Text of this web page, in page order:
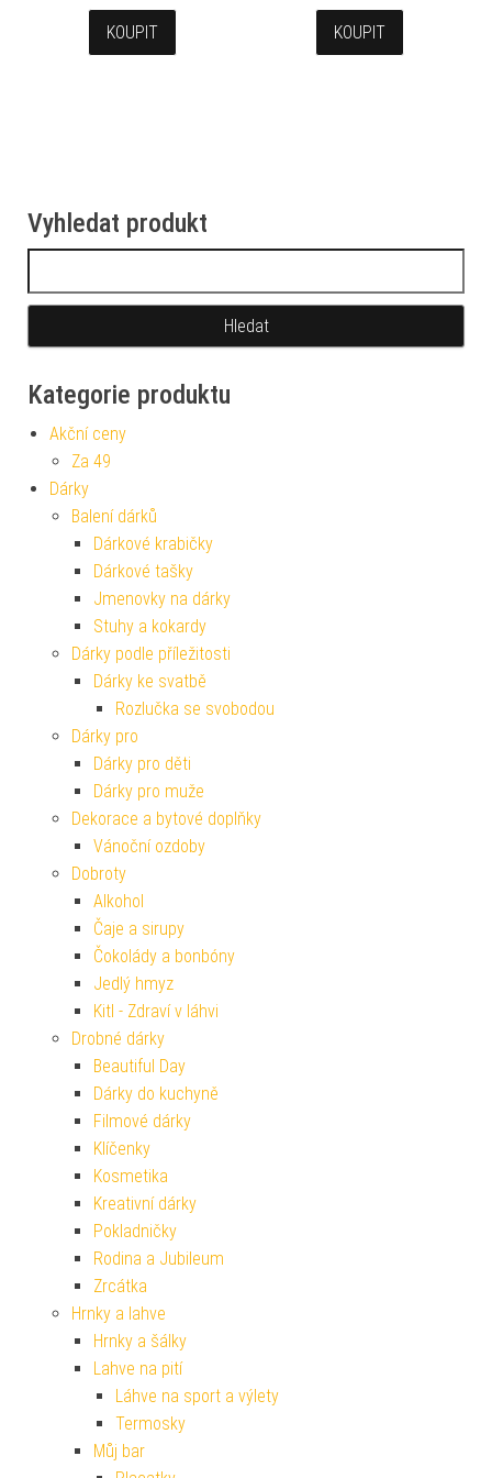
KOUPIT KOUPIT
Vyhledat produkt
Kategorie produktu
Akční ceny
Za 49
Dárky
Balení dárků
Dárkové krabičky
Dárkové tašky
Jmenovky na dárky
Stuhy a kokardy
Dárky podle příležitosti
Dárky ke svatbě
Rozlučka se svobodou
Dárky pro
Dárky pro děti
Dárky pro muže
Dekorace a bytové doplňky
Vánoční ozdoby
Dobroty
Alkohol
Čaje a sirupy
Čokolády a bonbóny
Jedlý hmyz
Kitl - Zdraví v láhvi
Drobné dárky
Beautiful Day
Dárky do kuchyně
Filmové dárky
Klíčenky
Kosmetika
Kreativní dárky
Pokladničky
Rodina a Jubileum
Zrcátka
Hrnky a lahve
Hrnky a šálky
Lahve na pití
Láhve na sport a výlety
Termosky
Můj bar